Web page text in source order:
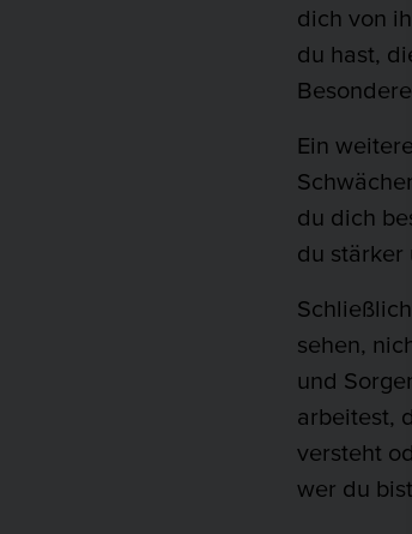
dich von
du hast,
Ein
du dich
du stärker
sehen,
und
arbeitest,
versteht
wer du